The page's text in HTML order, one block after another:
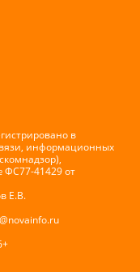
в
информационных
41429 от
Е.В.